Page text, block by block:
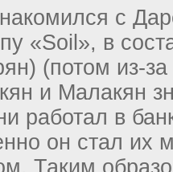
с
«Soil», в
(потом из-
и Малакян
работал в
он стал их